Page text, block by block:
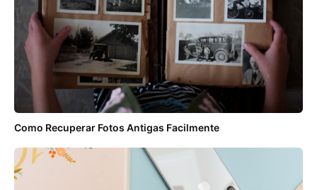
Como Recuperar Fotos Antigas Facilmente